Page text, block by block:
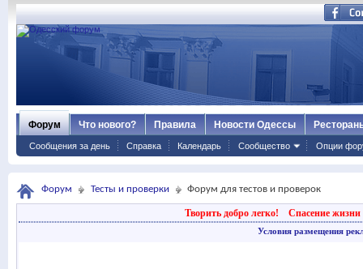
Форум
Сообщения за день Справка Календарь Сообщество Опции
Что нового? Правила Новости Одессы
Форум Тесты и проверки Форум для тестов и проверок
Творить добро легко! Спасение жизни
Условия размещения